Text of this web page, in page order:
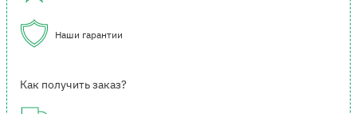
Наши гарантии
Как получить заказ?